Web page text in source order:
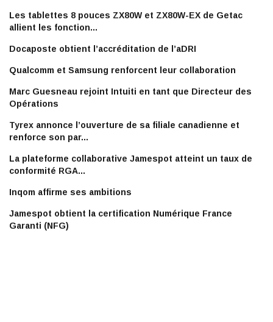
Les tablettes 8 pouces ZX80W et ZX80W-EX de Getac
allient les fonction...
Docaposte obtient l’accréditation de l’aDRI
Qualcomm et Samsung renforcent leur collaboration
Marc Guesneau rejoint Intuiti en tant que Directeur des
Opérations
Tyrex annonce l’ouverture de sa filiale canadienne et
renforce son par...
La plateforme collaborative Jamespot atteint un taux de
conformité RGA...
Inqom affirme ses ambitions
Jamespot obtient la certification Numérique France
Garanti (NFG)